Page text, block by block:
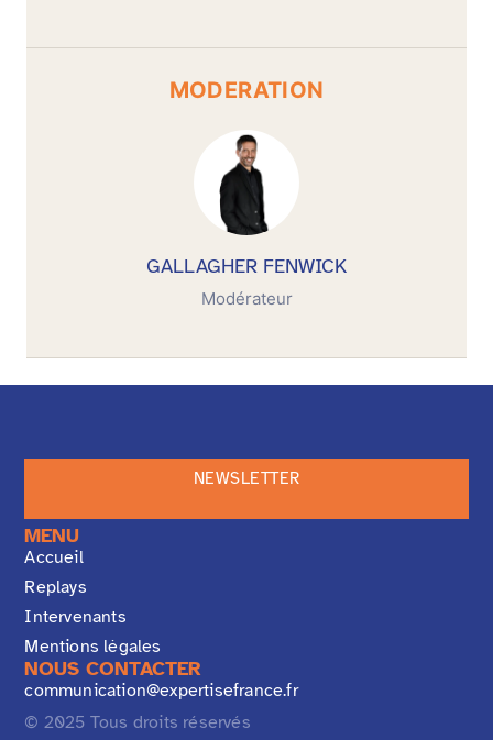
MODERATION
GALLAGHER FENWICK
Modérateur
NEWSLETTER
MENU
Accueil
Replays
Intervenants
Mentions lėgales
NOUS CONTACTER
communication@expertisefrance.fr
© 2025 Tous droits réservés